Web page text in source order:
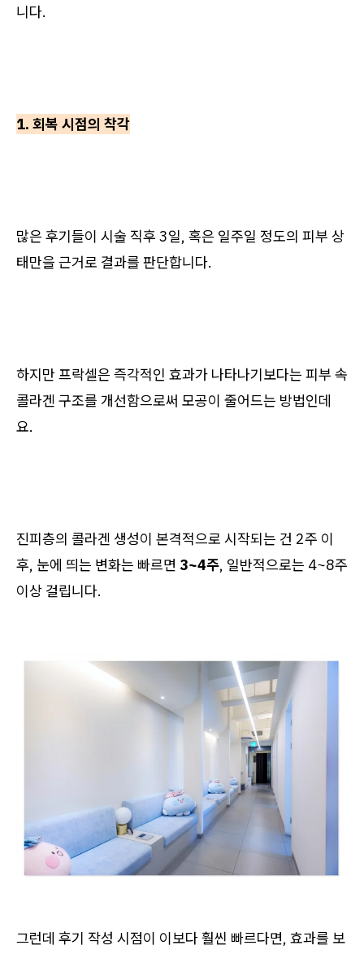
니다.
1. 회복 시점의 착각
많은 후기들이 시술 직후 3일, 혹은 일주일 정도의 피부 상
태만을 근거로 결과를 판단합니다.
하지만 프락셀은 즉각적인 효과가 나타나기보다는 피부 속
콜라겐 구조를 개선함으로써 모공이 줄어드는 방법인데
요.
진피층의 콜라겐 생성이 본격적으로 시작되는 건 2주 이
후, 눈에 띄는 변화는 빠르면 3~4주, 일반적으로는 4~8주
이상 걸립니다.
그런데 후기 작성 시점이 이보다 훨씬 빠르다면, 효과를 보